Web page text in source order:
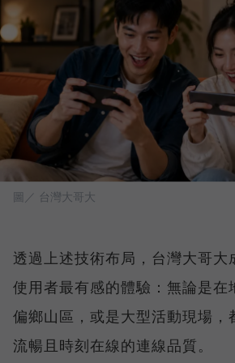
圖／ 台灣大哥大
透過上述技術布局，台灣大哥大
使用者最有感的體驗：無論是在
偏鄉山區，或是大型活動現場，
流暢且時刻在線的連線品質。